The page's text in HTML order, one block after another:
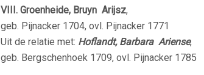
VIII. Groenheide, Bruyn Arijsz,
geb. Pijnacker 1704, ovl. Pijnacker 1771
Uit de relatie met: Hoflandt, Barbara Ariense,
geb. Bergschenhoek 1709, ovl. Pijnacker 1785